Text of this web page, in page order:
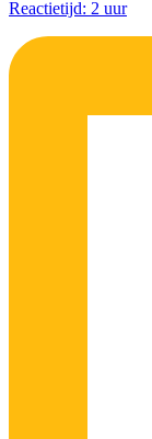
Reactietijd: 2 uur